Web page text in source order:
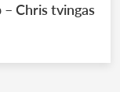
Chris tvingas